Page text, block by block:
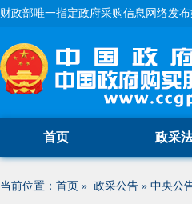
财政部唯一指定政府采购信息网络发
首页 政采
当前位置： 首页 » 政采公告 » 中央公